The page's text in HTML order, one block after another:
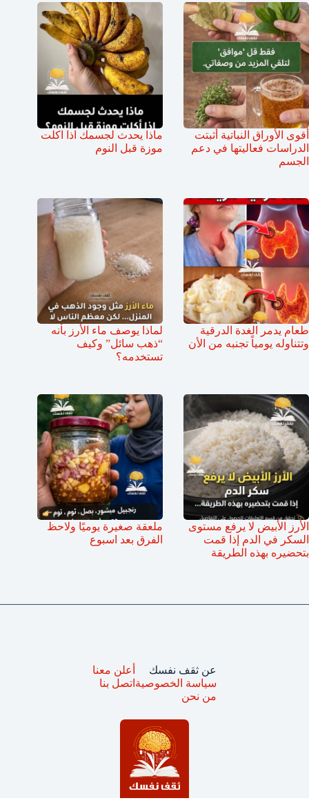
أقوى الأوراق النباتية أثبتت
الدراسات فعاليتها في دعم
الجسم
ماذا يحدث لجسمك اذا اكلت
موزة قبل النوم
طعام يدمر الغدة الدرقية
وتتناوله يومياً تجنبه من الأن
لماذا يوصف ماء الأرز بأنه
“ذهب سائل” وكيف
تستخدمه؟
الأرز الأبيض لا يرفع مستوى
السكر في الدم إذا قمت
بتحضيره بهذه الطريقة
ملعقة صغيرة يوميًا ولاحظ
الفرق بعد اسبوع
عن ثقف نفسك
سياسة الخصوصية
من نحن
أعلن معنا
اتصل بنا